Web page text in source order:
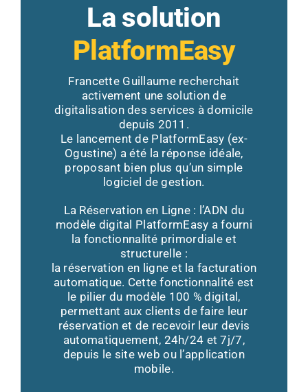
La solution
PlatformEasy
Francette Guillaume recherchait
activement une solution de
digitalisation des services à domicile
depuis 2011.
Le lancement de PlatformEasy (ex-
Ogustine) a été la réponse idéale,
proposant bien plus qu’un simple
logiciel de gestion.
La Réservation en Ligne : l’ADN du
modèle digital PlatformEasy a fourni
la fonctionnalité primordiale et
structurelle :
la réservation en ligne et la facturation
automatique. Cette fonctionnalité est
le pilier du modèle 100 % digital,
permettant aux clients de faire leur
réservation et de recevoir leur devis
automatiquement, 24h/24 et 7j/7,
depuis le site web ou l’application
mobile.